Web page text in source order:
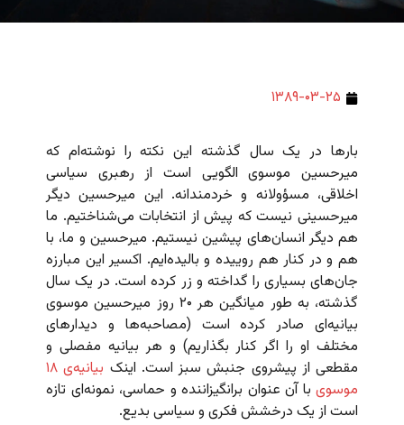
۱۳۸۹-۰۳-۲۵
بارها در یک سال گذشته این نکته را نوشته‌ام که
میرحسین موسوی الگویی است از رهبری سیاسی
اخلاقی، مسؤولانه و خردمندانه. این میرحسین دیگر
میرحسینی نیست که پیش از انتخابات می‌شناختیم. ما
هم دیگر انسان‌های پیشین نیستیم. میرحسین و ما، با
هم و در کنار هم روییده و بالیده‌ایم. اکسیر این مبارزه
جان‌های بسیاری را گداخته و زر کرده است. در یک سال
گذشته، به طور میانگین هر ۲۰ روز میرحسین موسوی
بیانیه‌ای صادر کرده است (مصاحبه‌ها و دیدارهای
مختلف او را اگر کنار بگذاریم) و هر بیانیه مفصلی و
مقطعی از پیشروی جنبش سبز است. اینک
بیانیه‌ی ۱۸
موسوی با آن عنوان برانگیزاننده و حماسی، نمونه‌ای تازه
است از یک درخشش فکری و سیاسی بدیع.